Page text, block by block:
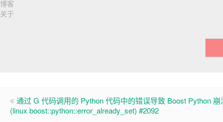
博客
关于
通过 G 代码调用的 Python 代码中的错误导致 Boost Python 崩
(linux boost::python::error_already_set) #2092